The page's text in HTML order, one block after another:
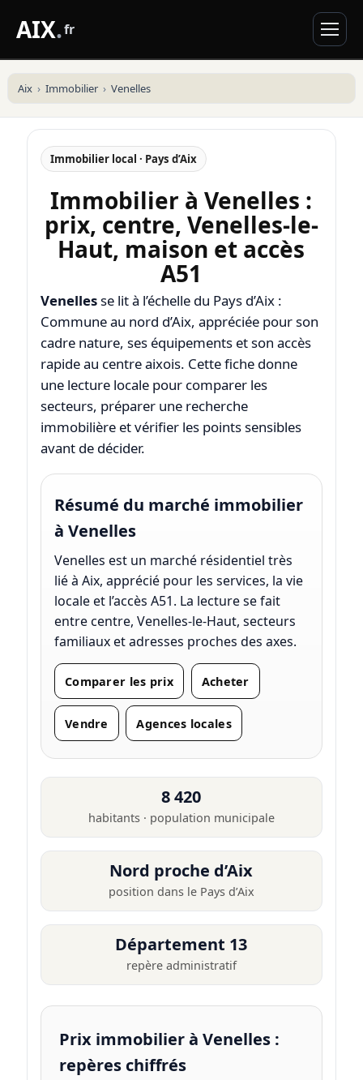
AIX.fr
Aix Immobilier Venelles
Immobilier local · Pays d’Aix
Immobilier à Venelles :
prix, centre, Venelles-le-
Haut, maison et accès
A51
Venellesse lit à l’échelle du Pays d’Aix :
Commune au nord d’Aix, appréciée pour son
cadre nature, ses équipements et son accès
rapide au centre aixois. Cette fiche donne
une lecture locale pour comparer les
secteurs, préparer une recherche
immobilière et vérifier les points sensibles
avant de décider.
Résumé du marché immobilier
à Venelles
Venelles est un marché résidentiel très
lié à Aix, apprécié pour les services, la vie
locale et l’accès A51. La lecture se fait
entre centre, Venelles-le-Haut, secteurs
familiaux et adresses proches des axes.
Comparer les prix Acheter
Vendre Agences locales
8 420
habitants · population municipale
Nord proche d’Aix
position dans le Pays d’Aix
Département 13
repère administratif
Prix immobilier à Venelles :
repères chiffrés